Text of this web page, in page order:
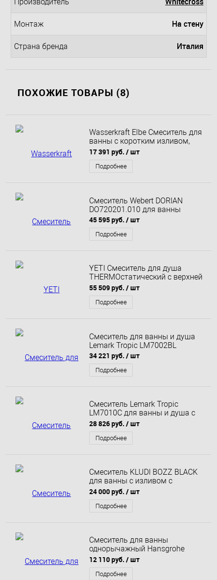
Производитель
Монтаж На стену
Страна бренда Италия
ПОХОЖИЕ ТОВАРЫ (8)
Wasserkraft Elbe Смеситель для
ванны с коротким изливом,
цвет черный
17 391 руб. / шт
Подробнее
Смеситель Webert DORIAN
DO720201.010 для ванны
45 595 руб. / шт
Подробнее
YETI Смеситель для душа
THERMOстатический с верхней
душевой лейкой Тропический
дождь и 1-функциональ
55 509 руб. / шт
Подробнее
Смеситель для ванны и душа
Lemark Tropic LM7002BL
34 221 руб. / шт
Подробнее
Смеситель Lemark Tropic
LM7010C для ванны и душа с
верхней душ.лейкой
"Тропический дождь"
28 826 руб. / шт
Подробнее
Смеситель KLUDI BOZZ BLACK
для ванны с изливом с
подключением шланга
24 000 руб. / шт
Подробнее
Смеситель для ванны
однорычажный Hansgrohe
Vernis Blend ВМ, черный
12 110 руб. / шт
Подробнее